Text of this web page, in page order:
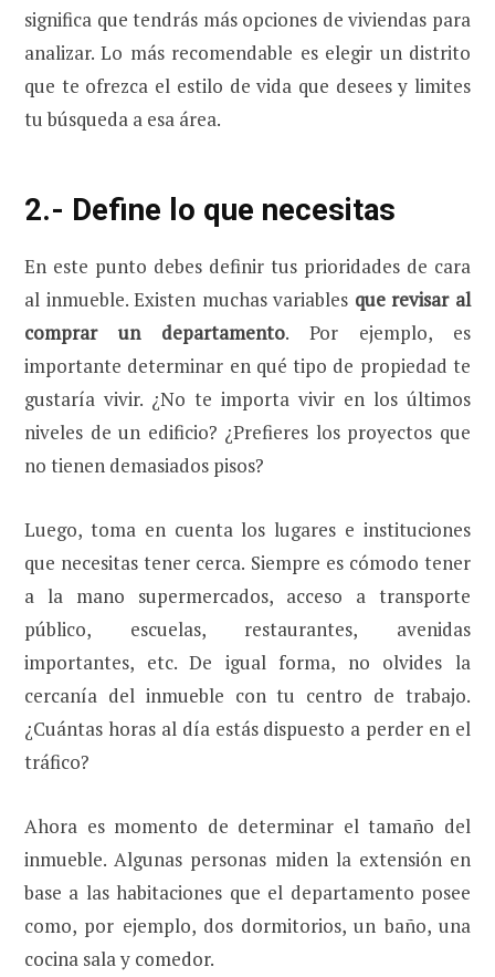
significa que tendrás más opciones de viviendas para
analizar. Lo más recomendable es elegir un distrito
que te ofrezca el estilo de vida que desees y limites
tu búsqueda a esa área.
2.- Define lo que necesitas
En este punto debes definir tus prioridades de cara
al inmueble. Existen muchas variables que revisar al
comprar un departamento. Por ejemplo, es
importante determinar en qué tipo de propiedad te
gustaría vivir. ¿No te importa vivir en los últimos
niveles de un edificio? ¿Prefieres los proyectos que
no tienen demasiados pisos?
Luego, toma en cuenta los lugares e instituciones
que necesitas tener cerca. Siempre es cómodo tener
a la mano supermercados, acceso a transporte
público, escuelas, restaurantes, avenidas
importantes, etc. De igual forma, no olvides la
cercanía del inmueble con tu centro de trabajo.
¿Cuántas horas al día estás dispuesto a perder en el
tráfico?
Ahora es momento de determinar el tamaño del
inmueble. Algunas personas miden la extensión en
base a las habitaciones que el departamento posee
como, por ejemplo, dos dormitorios, un baño, una
cocina sala y comedor.